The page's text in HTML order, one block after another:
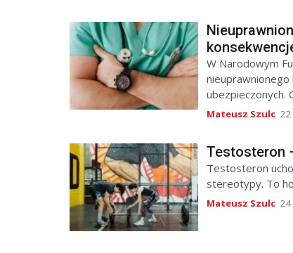
W Narodowym
ubezpieczonych.
Mateusz Szulc
Testosteron
Testosteron
stereotypy. To
Mateusz Szulc